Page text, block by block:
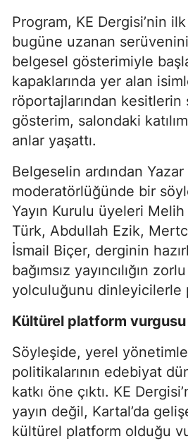
Program, KE Dergisi’nin ilk
bugüne uzanan
belgesel gösterimiyle
kapaklarında yer alan
röportajlarından kesitlerin
gösterim, salondaki
anlar yaşattı.
Belgeselin ardından Yazar
moderatörlüğünde bir
Yayın Kurulu üyeleri Melih
Türk, Abdullah Ezik,
İsmail Biçer, derginin
bağımsız yayıncılığın
yolculuğunu dinleyicilerle
Kültürel platform vurgusu
Söyleşide, yerel
politikalarının edebiyat
katkı öne çıktı. KE
yayın değil, Kartal’da
kültürel platform olduğu